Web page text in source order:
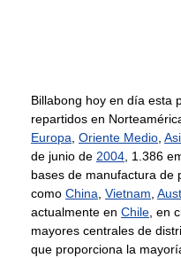
Billabong hoy en día esta
repartidos en
Europa Oriente Medio
de junio de 2004 , 1.386
bases de manufactura de
como China Vietnam
actualmente en Chile , en
mayores centrales de
que proporciona la